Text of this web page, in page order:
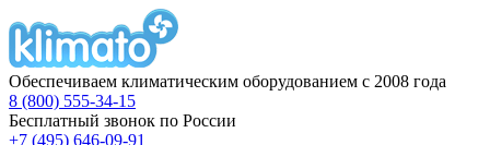
Обеспечиваем климатическим оборудованием с 2008 года
8 (800) 555-34-15
Бесплатный звонок по России
+7 (495) 646-09-91